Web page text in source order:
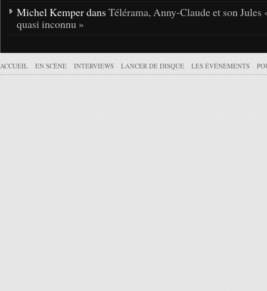
Michel Kemper dans Télérama, Anny-Claude et son Jules
quasi inconnu »
ACCUEIL EN SCÈNE INTERVIEWS LANCER DE DISQUE LES ÉVÉNEMENTS